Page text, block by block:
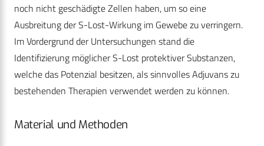
noch nicht geschädigte Zellen haben, um so eine
Ausbreitung der S-Lost-Wirkung im Gewebe zu verringern.
Im Vordergrund der Untersuchungen stand die
Identifizierung möglicher S-Lost protektiver Substanzen,
welche das Potenzial besitzen, als sinnvolles Adjuvans zu
bestehenden Therapien verwendet werden zu können.
Material und Methoden